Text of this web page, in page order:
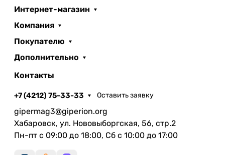
Интернет-магазин
Компания
Покупателю
Дополнительно
Контакты
+7 (4212) 75-33-33 Оставить заявку
gipermag3@giperion.org
Хабаровск, ул. Нововыборгская, 56, стр.2
Пн-пт с 09:00 до 18:00, Сб с 10:00 до 17:00